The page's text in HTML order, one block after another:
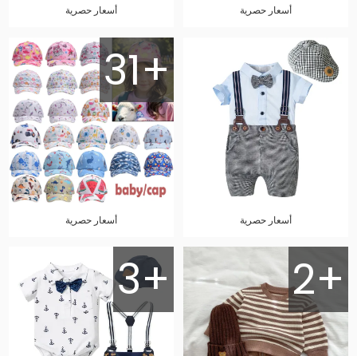
أسعار حصرية أسعار حصرية
أسعار حصرية
31+
أسعار حصرية
2+
3+